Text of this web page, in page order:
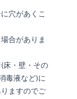
穴があくこ
合がありま
床・壁・その
毒液など)に
ますのでご